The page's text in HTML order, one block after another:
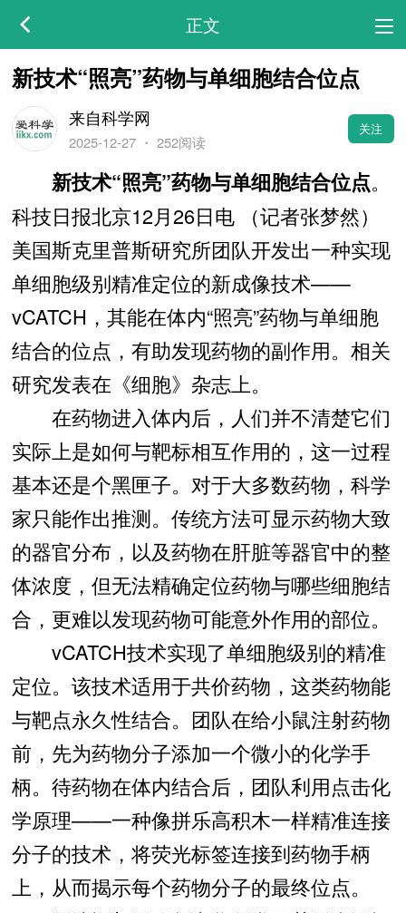
正文
新技术“照亮”药物与单细胞结合位点
来自科学网
2025-12-27・ 252阅读
关注
新技术“照亮”药物与单细胞结合位点。
科技日报北京12月26日电 （记者张梦然）
美国斯克里普斯研究所团队开发出一种实现
单细胞级别精准定位的新成像技术——
vCATCH，其能在体内“照亮”药物与单细胞
结合的位点，有助发现药物的副作用。相关
研究发表在《细胞》杂志上。
在药物进入体内后，人们并不清楚它们
实际上是如何与靶标相互作用的，这一过程
基本还是个黑匣子。对于大多数药物，科学
家只能作出推测。传统方法可显示药物大致
的器官分布，以及药物在肝脏等器官中的整
体浓度，但无法精确定位药物与哪些细胞结
合，更难以发现药物可能意外作用的部位。
vCATCH技术实现了单细胞级别的精准
定位。该技术适用于共价药物，这类药物能
与靶点永久性结合。团队在给小鼠注射药物
前，先为药物分子添加一个微小的化学手
柄。待药物在体内结合后，团队利用点击化
学原理——一种像拼乐高积木一样精准连接
分子的技术，将荧光标签连接到药物手柄
上，从而揭示每个药物分子的最终位点。